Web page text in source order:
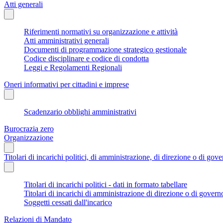
Atti generali
Riferimenti normativi su organizzazione e attività
Atti amministrativi generali
Documenti di programmazione strategico gestionale
Codice disciplinare e codice di condotta
Leggi e Regolamenti Regionali
Oneri informativi per cittadini e imprese
Scadenzario obblighi amministrativi
Burocrazia zero
Organizzazione
Titolari di incarichi politici, di amministrazione, di direzione o di
Titolari di incarichi politici - dati in formato tabellare
Titolari di incarichi di amministrazione di direzione o di
Soggetti cessati dall'incarico
Relazioni di Mandato